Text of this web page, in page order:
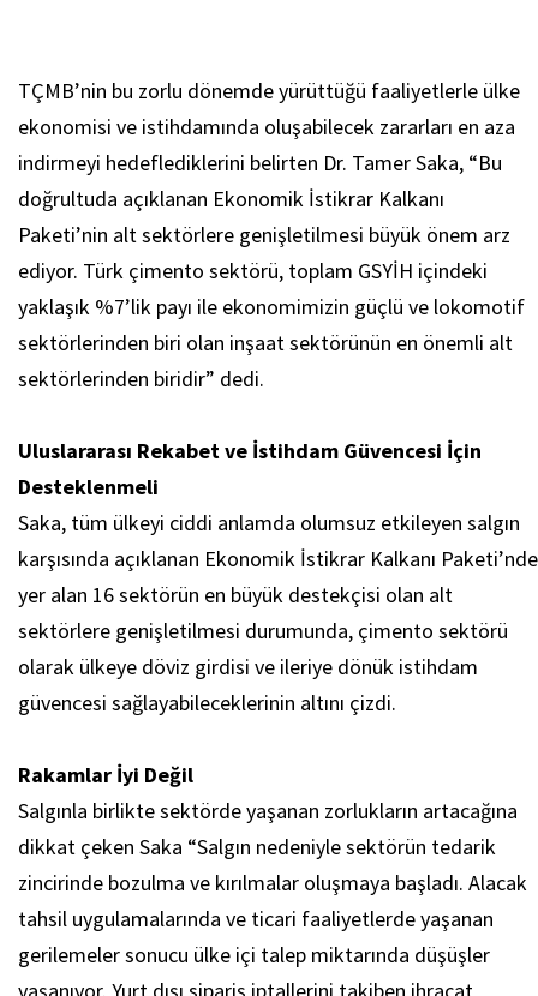
TÇMB’nin bu zorlu dönemde yürüttüğü faaliyetlerle ülke
ekonomisi ve istihdamında oluşabilecek zararları en aza
indirmeyi hedeflediklerini belirten Dr. Tamer Saka, “Bu
doğrultuda açıklanan Ekonomik İstikrar Kalkanı
Paketi’nin alt sektörlere genişletilmesi büyük önem arz
ediyor. Türk çimento sektörü, toplam GSYİH içindeki
yaklaşık %7’lik payı ile ekonomimizin güçlü ve lokomotif
sektörlerinden biri olan inşaat sektörünün en önemli alt
sektörlerinden biridir” dedi.
Uluslararası Rekabet ve İstihdam Güvencesi İçin
Desteklenmeli
Saka, tüm ülkeyi ciddi anlamda olumsuz etkileyen salgın
karşısında açıklanan Ekonomik İstikrar Kalkanı Paketi’nde
yer alan 16 sektörün en büyük destekçisi olan alt
sektörlere genişletilmesi durumunda, çimento sektörü
olarak ülkeye döviz girdisi ve ileriye dönük istihdam
güvencesi sağlayabileceklerinin altını çizdi.
Rakamlar İyi Değil
Salgınla birlikte sektörde yaşanan zorlukların artacağına
dikkat çeken Saka “Salgın nedeniyle sektörün tedarik
zincirinde bozulma ve kırılmalar oluşmaya başladı. Alacak
tahsil uygulamalarında ve ticari faaliyetlerde yaşanan
gerilemeler sonucu ülke içi talep miktarında düşüşler